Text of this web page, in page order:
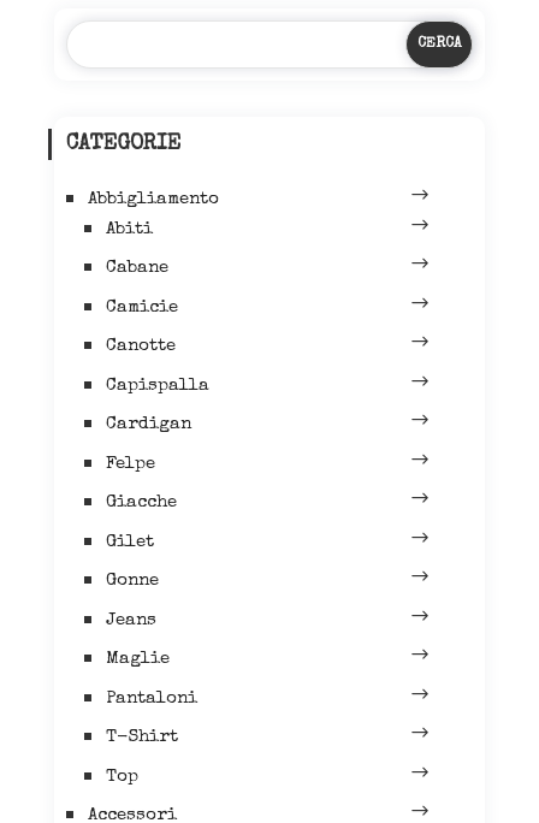
NOBLESSE
OBLIGE-
MILANO-
CATEGORIE
Abbigliamento
Abiti
Cabane
Camicie
Canotte
Capispalla
Cardigan
Felpe
Giacche
Gilet
Gonne
Jeans
Maglie
Pantaloni
T-Shirt
Top
Accessori